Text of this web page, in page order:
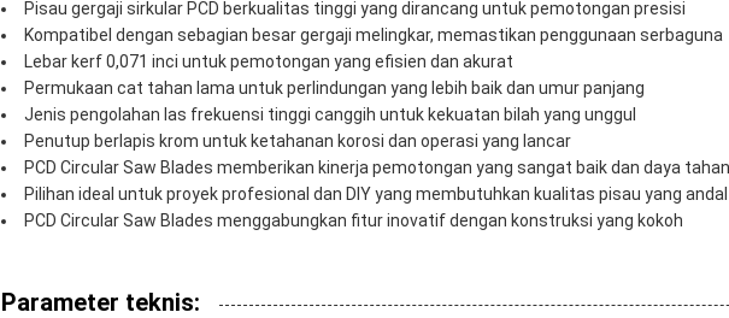
Pisau gergaji sirkular PCD berkualitas tinggi yang dirancang untuk pemotongan presisi
Kompatibel dengan sebagian besar gergaji melingkar, memastikan penggunaan serbaguna
Lebar kerf 0,071 inci untuk pemotongan yang efisien dan akurat
Permukaan cat tahan lama untuk perlindungan yang lebih baik dan umur panjang
Jenis pengolahan las frekuensi tinggi canggih untuk kekuatan bilah yang unggul
Penutup berlapis krom untuk ketahanan korosi dan operasi yang lancar
PCD Circular Saw Blades memberikan kinerja pemotongan yang sangat baik dan daya tahan
Pilihan ideal untuk proyek profesional dan DIY yang membutuhkan kualitas pisau yang andal
PCD Circular Saw Blades menggabungkan fitur inovatif dengan konstruksi yang kokoh
Parameter teknis: